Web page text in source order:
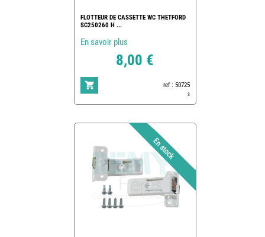
FLOTTEUR DE CASSETTE WC THETFORD
SC250260 H ...
En savoir plus
8,00 €
ref : 50725
3